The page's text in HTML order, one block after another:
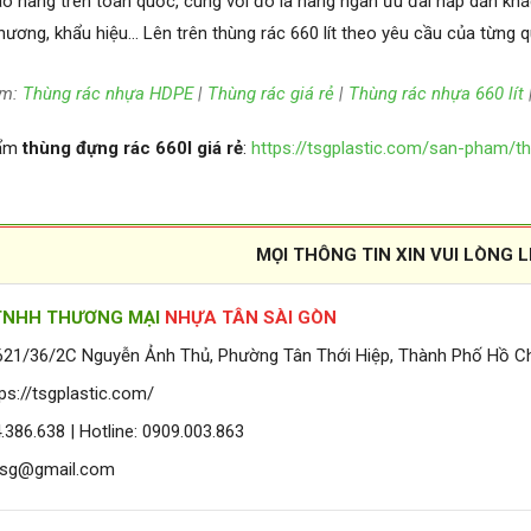
khẩu hiệu… Lên trên thùng rác 660 lít theo yêu cầu của từng
Thùng rác nhựa HDPE| Thùng rác giá rẻ| Thùng rác nhựa 660 lít
thùng đựng rác 660l giá rẻ: https://tsgplastic.com/san-pham/
MỌI THÔNG TIN XIN VUI LÒNG
THƯƠNG MẠI NHỰA TÂN SÀI GÒN
36/2C Nguyễn Ảnh Thủ, Phường Tân Thới Hiệp, Thành Phố Hồ
tsgplastic.com/
| Hotline: 0909.003.863